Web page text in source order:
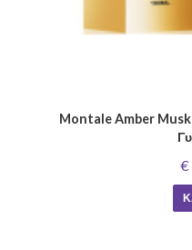
Montale Amber Musk
€